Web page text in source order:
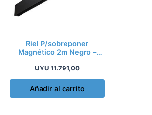
Riel P/sobreponer
Magnético 2m Negro –
UYU 11.791,00
Añadir al carrito